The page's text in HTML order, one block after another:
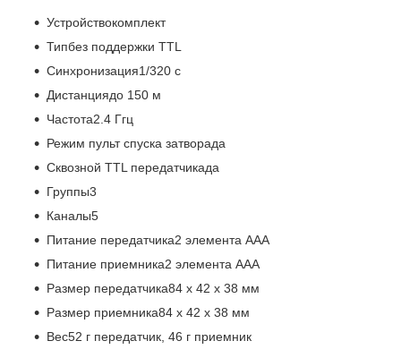
Устройствокомплект
Типбез поддержки TTL
Синхронизация1/320 c
Дистанциядо 150 м
Частота2.4 Ггц
Режим пульт спуска затворада
Сквозной TTL передатчикада
Группы3
Каналы5
Питание передатчика2 элемента ААА
Питание приемника2 элемента ААА
Размер передатчика84 х 42 х 38 мм
Размер приемника84 х 42 х 38 мм
Вес52 г передатчик, 46 г приемник